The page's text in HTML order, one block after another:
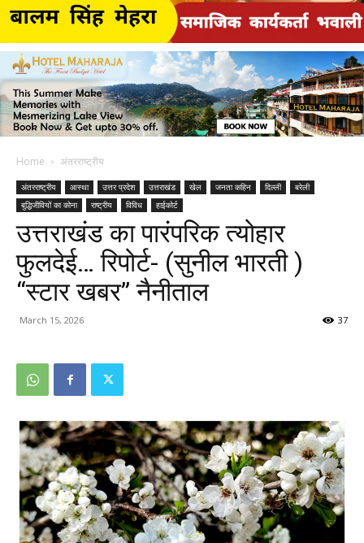
Home अंतरराष्ट्रीय
अंतरराष्ट्रीय आस्था उत्तर प्रदेश उत्तराखंड खेल जनता कहिन दिल्ली
बरेली
बुद्धिजीवियों का कोना
राष्ट्रीय विविध हाईकोर्ट
उत्तराखंड का पारंपरिक त्योहार
फुलदेई… रिपोर्ट- (सुनील भारती )
“स्टार खबर” नैनीताल
March 15, 2026 37